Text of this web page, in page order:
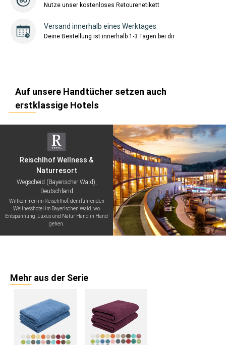
Nutze unser kostenloses Retourenetikett
Versand innerhalb eines Werktages
Deine Bestellung ist innerhalb 1-3 Tagen bei dir
Auf unsere Handtücher setzen auch
erstklassige Hotels
Reischlhof Wellness &
Naturresort
Wegscheid (Bayerischer Wald),
Deutschland
Willkommen im Reischlhof, dem führenden
Wellnesshotel im Bayerischen Wald, wo
Entspannung, Luxus und Natur Hand in Hand
gehen.
Mehr aus der Serie